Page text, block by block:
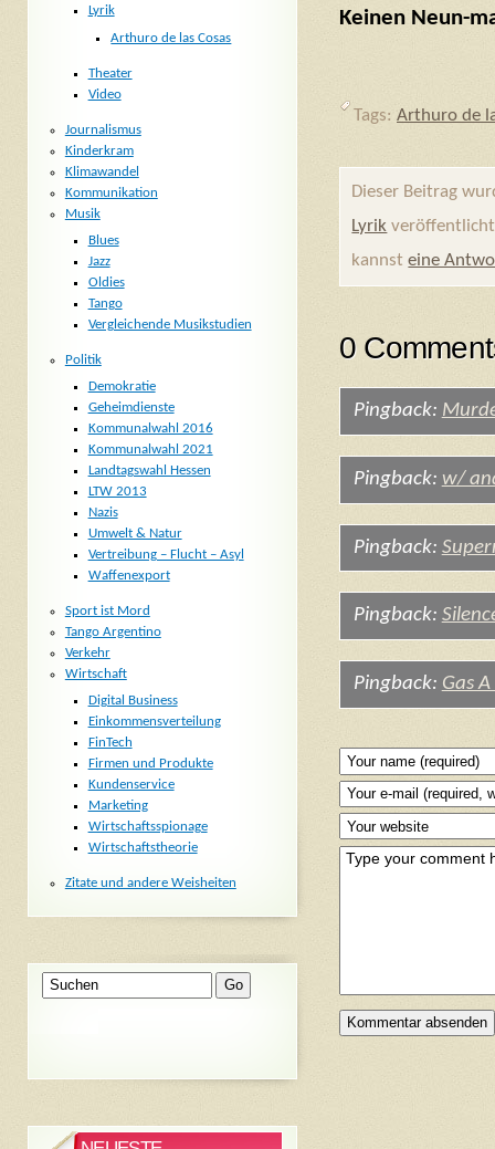
Keinen Neun-
Tags: Arthuro de
Dieser Beitrag
Lyrik
kannsteine
0
Pingback:
Pingback: w/
Pingback:
Pingback:
Pingback: Gas
Lyrik
Arthuro de las Cosas
Theater
Video
Journalismus
Kinderkram
Klimawandel
Kommunikation
Musik
Blues
Jazz
Oldies
Tango
Vergleichende Musikstudien
Politik
Demokratie
Geheimdienste
Kommunalwahl 2016
Kommunalwahl 2021
Landtagswahl Hessen
LTW 2013
Nazis
Umwelt & Natur
Vertreibung – Flucht – Asyl
Waffenexport
Sport ist Mord
Tango Argentino
Verkehr
Wirtschaft
Digital Business
Einkommensverteilung
FinTech
Firmen und Produkte
Kundenservice
Marketing
Wirtschaftsspionage
Wirtschaftstheorie
Zitate und andere Weisheiten